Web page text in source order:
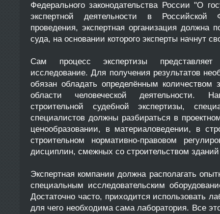
Федерального законодательства России "О
экспертной деятельности в
проведения, экспертная организация должна
суда, на основании которого эксперты начнут
Сам процесс экспертизы
исследование. Для получения результатов
обязан обладать определённым количеством
области человеческой деятельности.
строительной судебной экспертизы,
специалистов должны разбираться в
ценообразовании, в материаловедении, в
строительном нормативно-правовом
дисциплин, смежных со строительством
Экспертная компании должна располагать
специальным исследовательским
Достаточно часто, приходится использовать
для чего необходима сама лаборатория. Все